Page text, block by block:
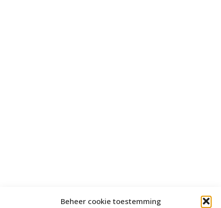
Beheer cookie toestemming